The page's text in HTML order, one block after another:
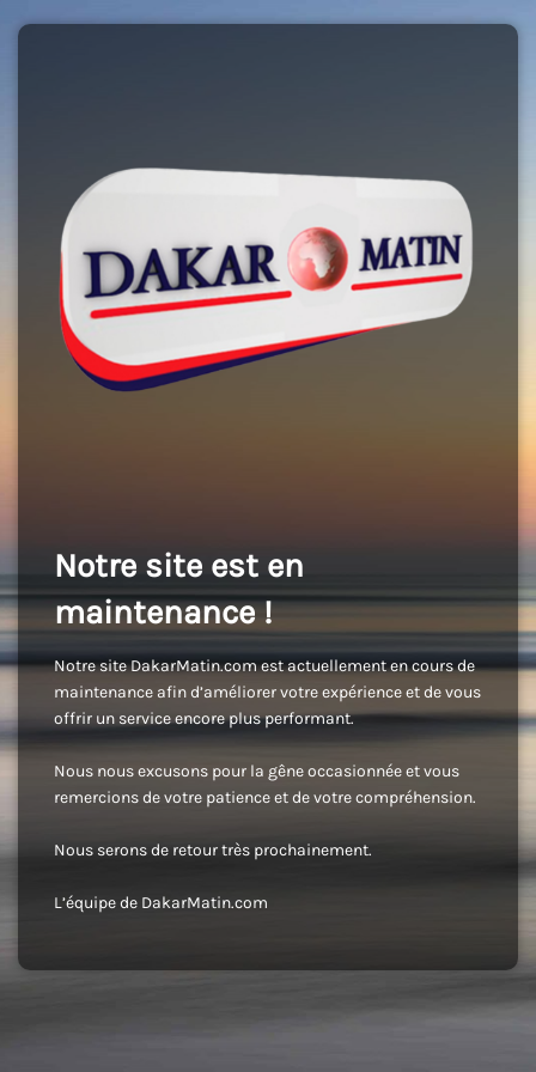
Notre site est en
maintenance !
Notre site DakarMatin.com est actuellement en cours de
maintenance afin d’améliorer votre expérience et de vous
offrir un service encore plus performant.
Nous nous excusons pour la gêne occasionnée et vous
remercions de votre patience et de votre compréhension.
Nous serons de retour très prochainement.
L’équipe de DakarMatin.com